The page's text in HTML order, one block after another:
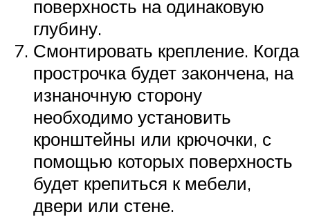
поверхность на одинаковую
глубину.
Смонтировать крепление. Когда
прострочка будет закончена, на
изнаночную сторону
необходимо установить
кронштейны или крючочки, с
помощью которых поверхность
будет крепиться к мебели,
двери или стене.